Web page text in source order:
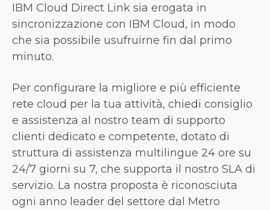
IBM Cloud Direct Link sia erogata in
sincronizzazione con IBM Cloud, in modo
che sia possibile usufruirne fin dal primo
minuto.
Per configurare la migliore e più efficiente
rete cloud per la tua attività, chiedi consiglio
e assistenza al nostro team di supporto
clienti dedicato e competente, dotato di
struttura di assistenza multilingue 24 ore su
24/7 giorni su 7, che supporta il nostro SLA di
servizio. La nostra proposta è riconosciuta
ogni anno leader del settore dal Metro